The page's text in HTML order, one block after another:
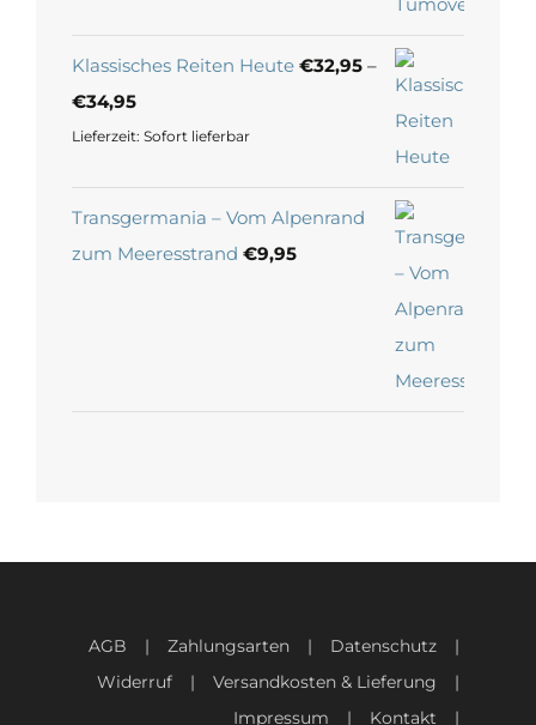
Klassisches Reiten Heute €32,95 –
€34,95
Lieferzeit: Sofort lieferbar
Transgermania – Vom Alpenrand
zum Meeresstrand €9,95
AGB Zahlungsarten
Datenschutz
Widerruf
Versandkosten & Lieferung
Impressum
Kontakt